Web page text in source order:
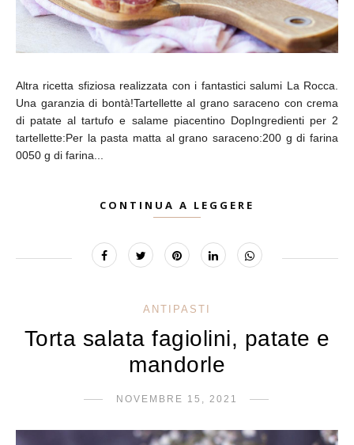
Altra ricetta sfiziosa realizzata con i fantastici salumi La Rocca.
Una garanzia di bontà!Tartellette al grano saraceno con crema
di patate al tartufo e salame piacentino DopIngredienti per 2
tartellette:Per la pasta matta al grano saraceno:200 g di farina
0050 g di farina...
CONTINUA A LEGGERE
ANTIPASTI
Torta salata fagiolini, patate e
mandorle
NOVEMBRE 15, 2021